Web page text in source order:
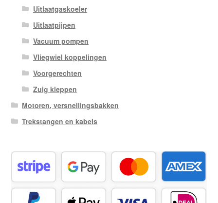
Uitlaatgaskoeler
Uitlaatpijpen
Vacuum pompen
Vliegwiel koppelingen
Voorgerechten
Zuig kleppen
Motoren, versnellingsbakken
Trekstangen en kabels